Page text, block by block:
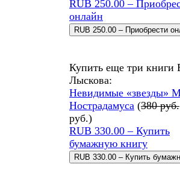
RUB 250.00 –
онлайн
Купить еще три книги
Лыскова:
Невидимые «звезды»
Нострадамуса (380 руб.
руб.)
RUB 330.00 – Купить
бумажную книгу